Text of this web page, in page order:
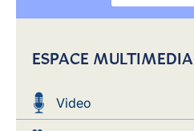
ESPACE MULTIMEDIA
Video